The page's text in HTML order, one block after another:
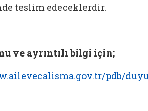
teslim edeceklerdir.
ve ayrıntılı bilgi için;
pdb/